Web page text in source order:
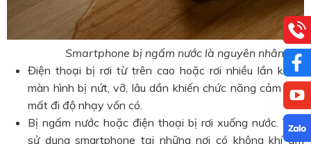
Smartphone bị ngấm nước là nguyên nhân gây
Điện thoại bị rơi từ trên cao hoặc rơi nhiều lần khiến
màn hình bị nứt, vỡ, lâu dần khiến chức năng cảm ứng
mất đi độ nhạy vốn có.
Bị ngấm nước hoặc điện thoại bị rơi xuống nước. Việc
sử dụng smartphone tại những nơi có không khí ẩm